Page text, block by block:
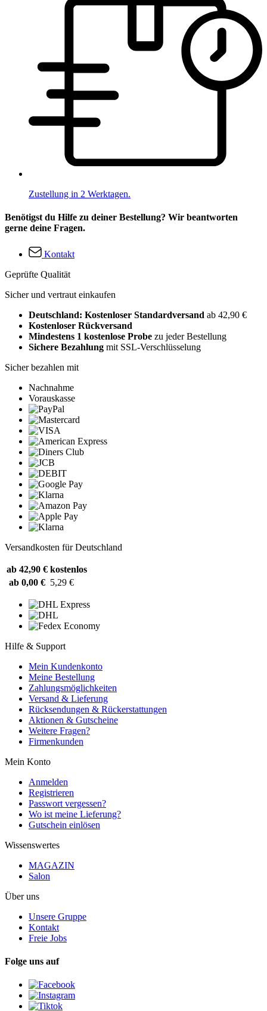
Zustellung in 2 Werktagen.
Benötigst du Hilfe zu deiner Bestellung? Wir beantworten
gerne deine Fragen.
Kontakt
Geprüfte Qualität
Sicher und vertraut einkaufen
Deutschland: Kostenloser Standardversand ab 42,90 €
Kostenloser Rückversand
Mindestens 1 kostenlose Probe zu jeder Bestellung
Sichere Bezahlung mit SSL-Verschlüsselung
Sicher bezahlen mit
Nachnahme
Vorauskasse
Versandkosten für Deutschland
ab 42,90 € kostenlos
ab 0,00 € 5,29 €
Hilfe & Support
Mein Kundenkonto
Meine Bestellung
Zahlungsmöglichkeiten
Versand & Lieferung
Rücksendungen & Rückerstattungen
Aktionen & Gutscheine
Weitere Fragen?
Firmenkunden
Mein Konto
Anmelden
Registrieren
Passwort vergessen?
Wo ist meine Lieferung?
Gutschein einlösen
Wissenswertes
MAGAZIN
Salon
Über uns
Unsere Gruppe
Kontakt
Freie Jobs
Folge uns auf